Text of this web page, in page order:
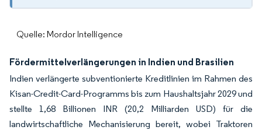
Quelle: Mordor Intelligence
Fördermittelverlängerungen in Indien und Brasilien
Indien verlängerte subventionierte Kreditlinien im Rahmen des
Kisan-Credit-Card-Programms bis zum Haushaltsjahr 2029 und
stellte 1,68 Billionen INR (20,2 Milliarden USD) für die
landwirtschaftliche Mechanisierung bereit, wobei Traktoren